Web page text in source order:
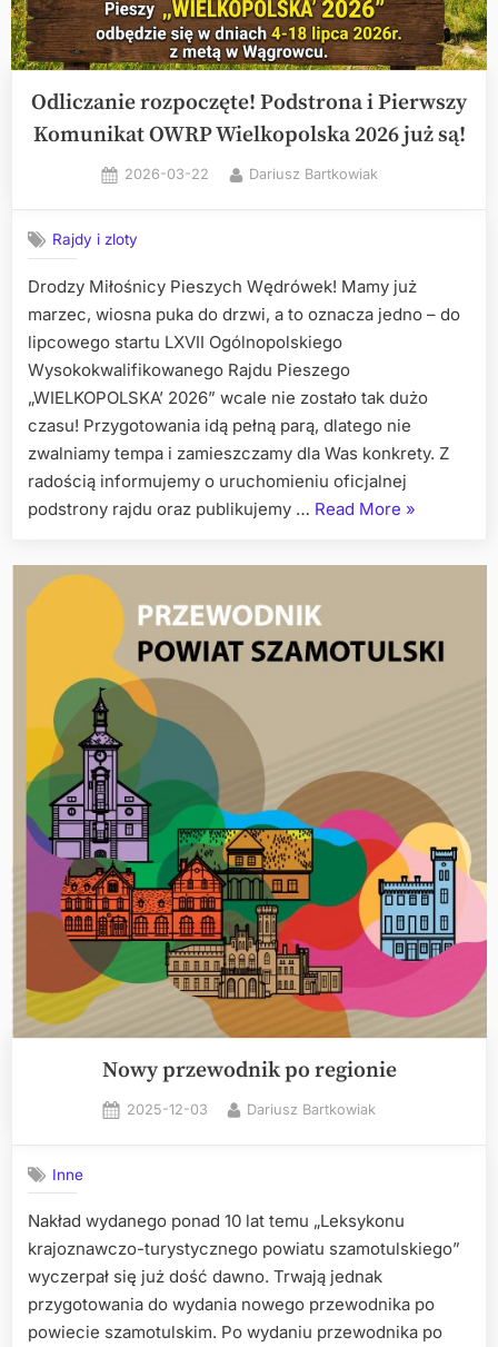
InO
„SAMINO’
Odliczanie rozpoczęte! Podstrona i Pierwszy
Komunikat OWRP Wielkopolska 2026 już są!
Posted
2026-03-22 By
Dariusz Bartkowiak
Rajdy i zloty
Drodzy Miłośnicy Pieszych Wędrówek! Mamy już
marzec, wiosna puka do drzwi, a to oznacza jedno – do
lipcowego startu LXVII Ogólnopolskiego
Wysokokwalifikowanego Rajdu Pieszego
„WIELKOPOLSKA’ 2026” wcale nie zostało tak dużo
czasu! Przygotowania idą pełną parą, dlatego nie
zwalniamy tempa i zamieszczamy dla Was konkrety. Z
radością informujemy o uruchomieniu oficjalnej
podstrony rajdu oraz publikujemy … Read More „Odliczanie
Podstrona
Komunikat
są!”
»
Nowy przewodnik po regionie
Posted
2025-12-03 By
Dariusz Bartkowiak
Inne
Nakład wydanego ponad 10 lat temu „Leksykonu
krajoznawczo-turystycznego powiatu szamotulskiego”
wyczerpał się już dość dawno. Trwają jednak
przygotowania do wydania nowego przewodnika po
powiecie szamotulskim. Po wydaniu przewodnika po